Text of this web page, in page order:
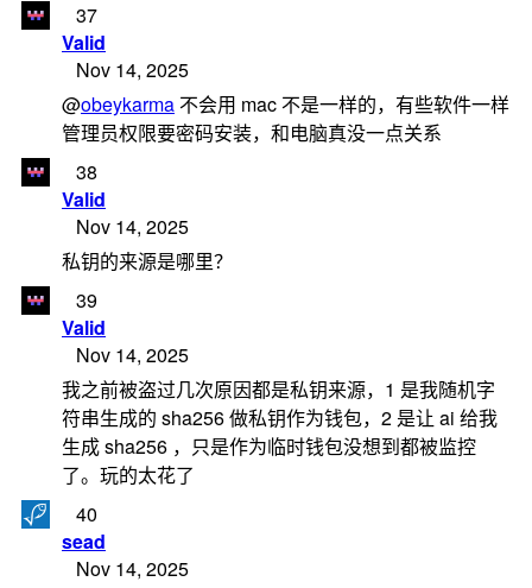
37
Valid
Nov 14, 2025
@obeykarma 不会用 mac 不是一样的，有些软件一样
管理员权限要密码安装，和电脑真没一点关系
38
Valid
Nov 14, 2025
私钥的来源是哪里？
39
Valid
Nov 14, 2025
我之前被盗过几次原因都是私钥来源，1 是我随机字
符串生成的 sha256 做私钥作为钱包，2 是让 ai 给我
生成 sha256 ，只是作为临时钱包没想到都被监控
了。玩的太花了
40
sead
Nov 14, 2025